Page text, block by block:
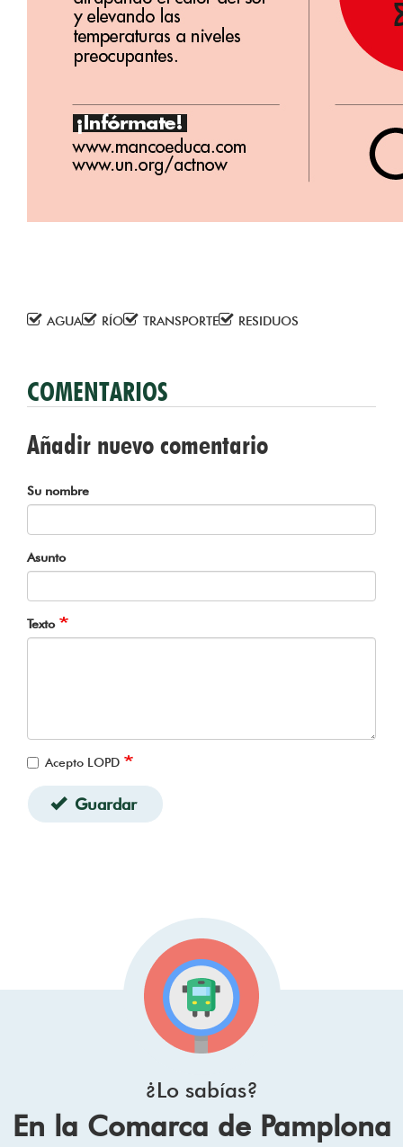
AGUA RÍO TRANSPORTE RESIDUOS
COMENTARIOS
Añadir nuevo comentario
Su nombre
Asunto
Texto
Acepto LOPD
Guardar
¿Lo sabías?
En la Comarca de Pamplona